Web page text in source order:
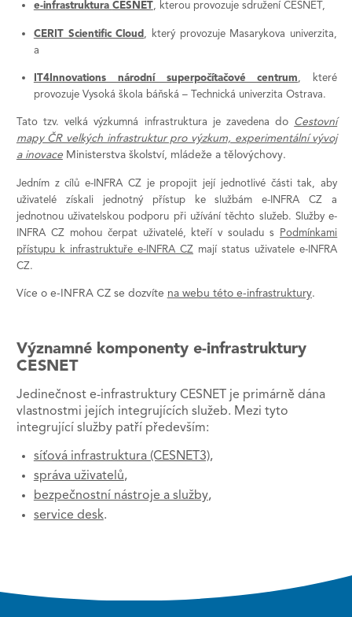
e-infrastruktura CESNET , kterou provozuje sdružení CESNET,
CERIT Scientific Cloud
, který provozuje Masarykova univerzita,
a
IT4Innovations národní superpočítačové centrum, které
provozuje Vysoká škola báňská – Technická univerzita Ostrava.
Tato tzv. velká výzkumná infrastruktura je zavedena do Cestovní
mapy ČR velkých infrastruktur pro výzkum, experimentální vývoj
a inovaceMinisterstva školství, mládeže a tělovýchovy.
Jedním z cílů e-INFRA CZ je propojit její jednotlivé části tak, aby
uživatelé získali jednotný přístup ke službám e-INFRA CZ a
jednotnou uživatelskou podporu při užívání těchto služeb. Služby e-
INFRA CZ mohou čerpat uživatelé, kteří v souladu s
Podmínkami
přístupu k infrastruktuře e-INFRA CZ mají status uživatele e-INFRA
CZ.
Více o e-INFRA CZ se dozvíte na webu této e-infrastruktury.
Významné komponenty e-infrastruktury
CESNET
Jedinečnost e-infrastruktury CESNET je primárně dána
vlastnostmi jejích integrujících služeb. Mezi tyto
integrující služby patří především:
síťová infrastruktura (CESNET3),
správa uživatelů,
bezpečnostní nástroje a služby,
service desk.